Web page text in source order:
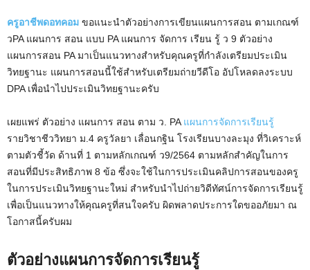
ครูอาชีพดอทคอม ขอแนะนำตัวอย่างการเขียนแผนการสอน ตามเกณฑ์
วPA แผนการ สอน แบบ PA แผนการ จัดการ เรียน รู้ ว 9 ตัวอย่าง
แผนการสอน PA มาเป็นแนวทางสำหรับคุณครูที่กำลังเตรียมประเมิน
วิทยฐานะ แผนการสอนนี้ใช้สำหรับเตรียมถ่ายวีดีโอ อัปโหลดลงระบบ
DPA เพื่อนำไปประเมินวิทยฐานะครับ
เผยแพร่ ตัวอย่าง แผนการ สอน ตาม ว. PA แผนการจัดการเรียนรู้
รายวิชาชีววิทยา ม.4 ครูวัลยา เลื่อนกฐิน โรงเรียนบางละมุง ที่วิเคราะห์
ตามตัวชี้วัด ด้านที่ 1 ตามหลักเกณฑ์ ว9/2564 ตามหลักสำคัญในการ
สอนที่มีประสิทธิภาพ 8 ข้อ ซึ่งจะใช้ในการประเมินคลิปการสอนของครู
ในการประเมินวิทยฐานะใหม่ สำหรับนำไปถ่ายวิดีทัศน์การจัดการเรียนรู้
เพื่อเป็นแนวทางให้คุณครูที่สนใจครับ ผิดพลาดประการใดขออภัยมา ณ
โอกาสนี้ครับผม
ตัวอย่างแผนการจัดการเรียนรู้